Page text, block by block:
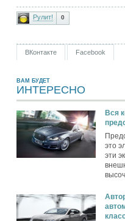
Рулит! 0
ВКонтакте Facebook
ВАМ БУДЕТ
ИНТЕРЕСНО
Вся
это
эти